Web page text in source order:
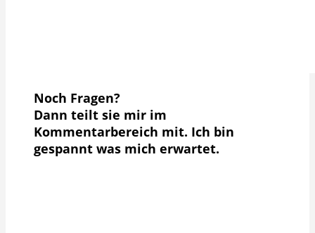
Noch Fragen?
Dann teilt sie mir im
Kommentarbereich mit. Ich bin
gespannt was mich erwartet.